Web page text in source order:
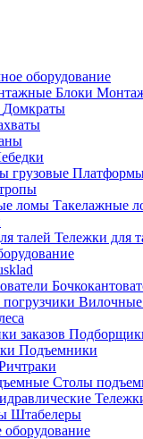
оборудование
Блоки
Домкраты
Такелажные
Тележки для
Вилочные
Подъемники
Столы
Штабелеры
оборудование